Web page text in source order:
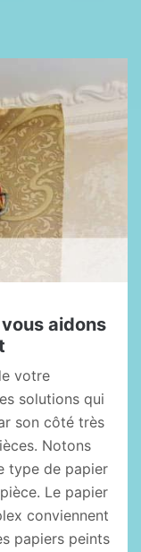
aidons
votre
solutions qui
son côté très
Notons
type de papier
Le papier
conviennent
papiers peints